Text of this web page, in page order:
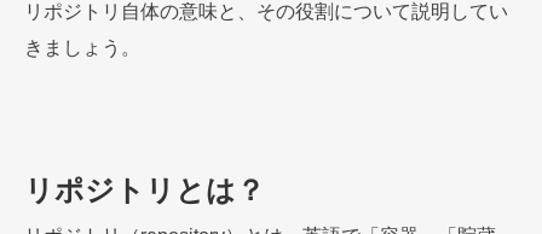
リポジトリ自体の意味と、その役割について説明してい
きましょう。
リポジトリとは？